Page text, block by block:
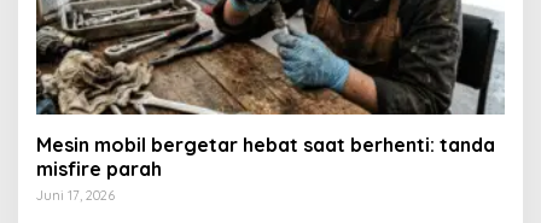
Mesin mobil bergetar hebat saat berhenti: tanda
misfire parah
Juni 17, 2026